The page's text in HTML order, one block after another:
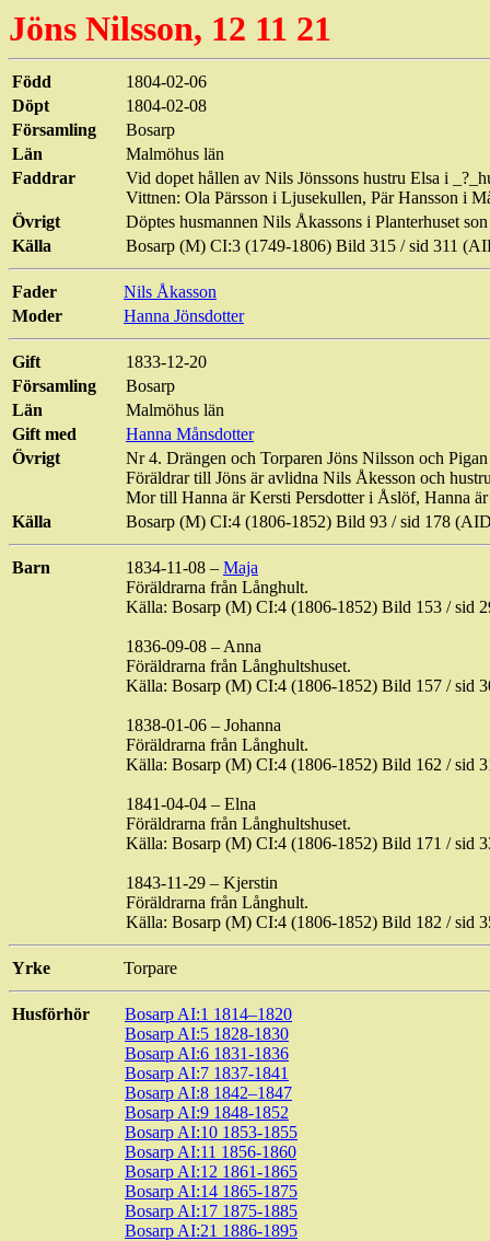
Jöns Nilsson, 12 11 21
Född
1804-02-06
Döpt
1804-02-08
Församling
Bosarp
Län
Malmöhus län
Faddrar
Vid dopet hållen av Nils Jönssons hustru Elsa i
Vittnen: Ola Pärsson i Ljusekullen, Pär Hansson i
Övrigt
Döptes husmannen Nils Åkassons i Planterhuset
Källa
Bosarp (M) CI:3 (1749-1806) Bild 315 / sid 311
Fader
Nils Åkasson
Moder
Hanna Jönsdotter
Gift
1833-12-20
Församling
Bosarp
Län
Malmöhus län
Gift med
Hanna Månsdotter
Övrigt
Nr 4. Drängen och Torparen Jöns Nilsson och
Föräldrar till Jöns är avlidna Nils Åkesson och
Mor till Hanna är Kersti Persdotter i Åslöf, Hanna är
Källa
Bosarp (M) CI:4 (1806-1852) Bild 93 / sid 178
Barn 1834-11-08 – Maja
Föräldrarna från Långhult.
Källa: Bosarp (M) CI:4 (1806-1852) Bild 153 / sid
1836-09-08 – Anna
Föräldrarna från Långhultshuset.
Källa: Bosarp (M) CI:4 (1806-1852) Bild 157 / sid
1838-01-06 – Johanna
Föräldrarna från Långhult.
Källa: Bosarp (M) CI:4 (1806-1852) Bild 162 / sid
1841-04-04 – Elna
Föräldrarna från Långhultshuset.
Källa: Bosarp (M) CI:4 (1806-1852) Bild 171 / sid
1843-11-29 – Kjerstin
Föräldrarna från Långhult.
Källa: Bosarp (M) CI:4 (1806-1852) Bild 182 / sid
Yrke Torpare
Husförhör
Bosarp AI:1 1814–1820
Bosarp AI:5 1828-1830
Bosarp AI:6 1831-1836
Bosarp AI:7 1837-1841
Bosarp AI:8 1842–1847
Bosarp AI:9 1848-1852
Bosarp AI:10 1853-1855
Bosarp AI:11 1856-1860
Bosarp AI:12 1861-1865
Bosarp AI:14 1865-1875
Bosarp AI:17 1875-1885
Bosarp AI:21 1886-1895